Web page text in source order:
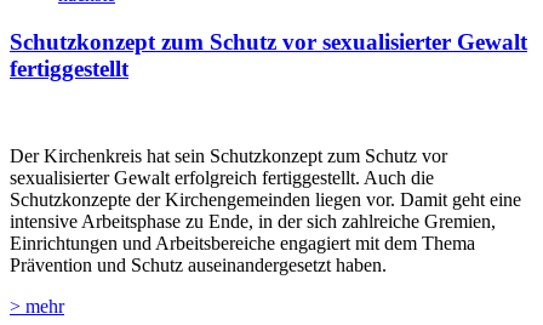
Schutzkonzept zum Schutz vor sexualisierter Gewalt
fertiggestellt
Der Kirchenkreis hat sein Schutzkonzept zum Schutz vor
sexualisierter Gewalt erfolgreich fertiggestellt. Auch die
Schutzkonzepte der Kirchengemeinden liegen vor. Damit geht eine
intensive Arbeitsphase zu Ende, in der sich zahlreiche Gremien,
Einrichtungen und Arbeitsbereiche engagiert mit dem Thema
Prävention und Schutz auseinandergesetzt haben.
> mehr